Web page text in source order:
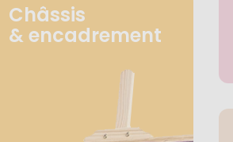
Châssis
& encadrement